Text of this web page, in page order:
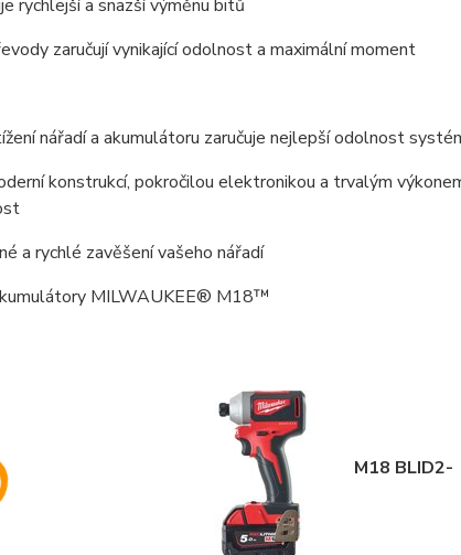
rychlejší a snazší výměnu bitů
zaručují vynikající odolnost a maximální moment
nářadí a akumulátoru zaručuje nejlepší odolnost
konstrukcí, pokročilou elektronikou a trvalým
a rychlé zavěšení vašeho nářadí
MILWAUKEE® M18™
M18 BLID2-